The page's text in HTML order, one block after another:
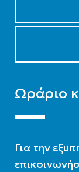
Ωράριο
Για την